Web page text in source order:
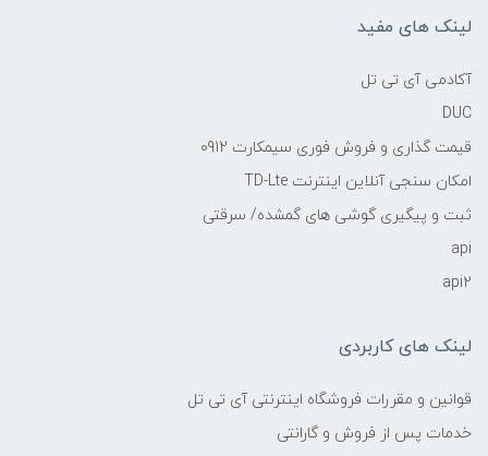
لینک های مفید
آکادمی آی تی تل
DUC
قیمت گذاری و فروش فوری سیمکارت 0912
امکان سنجی آنلاین اینترنت TD-Lte
ثبت و پیگیری گوشی های گمشده/ سرقتی
api
api2
لینک های کاربردی
قوانین و مقررات فروشگاه اینترنتی آی تی تل
خدمات پس از فروش و گارانتی